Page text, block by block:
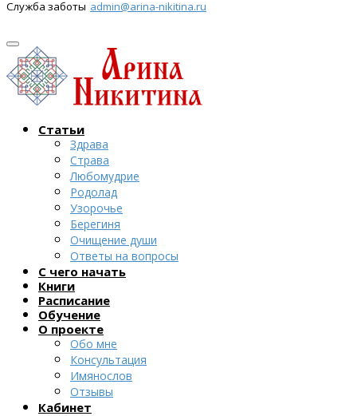
Служба заботы admin@arina-nikitina.ru
Статьи
Здрава
Страва
Любомудрие
Родолад
Узорочье
Берегиня
Очищение души
Ответы на вопросы
С чего начать
Книги
Расписание
Обучение
О проекте
Обо мне
Консультация
Имянослов
Отзывы
Кабинет